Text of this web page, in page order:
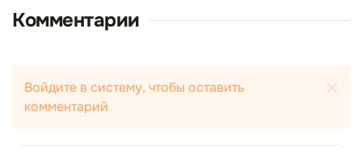
Комментарии
Войдите в систему, чтобы оставить
комментарий